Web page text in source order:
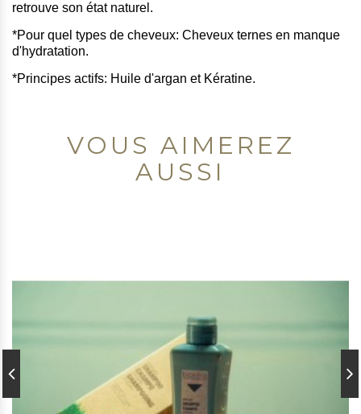
retrouve son état naturel.
*Pour quel types de cheveux: Cheveux ternes en manque
d'hydratation.
*Principes actifs: Huile d'argan et Kératine.
VOUS AIMEREZ
AUSSI